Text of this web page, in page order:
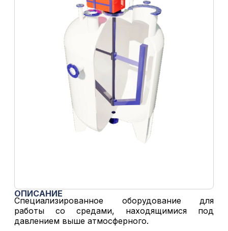
ОПИСАНИЕ
Специализированное оборудование для
работы со средами, находящимися под
давлением выше атмосферного.